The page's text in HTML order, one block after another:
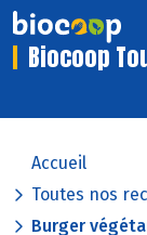
Biocoop
Accueil
Toutes nos
Burger